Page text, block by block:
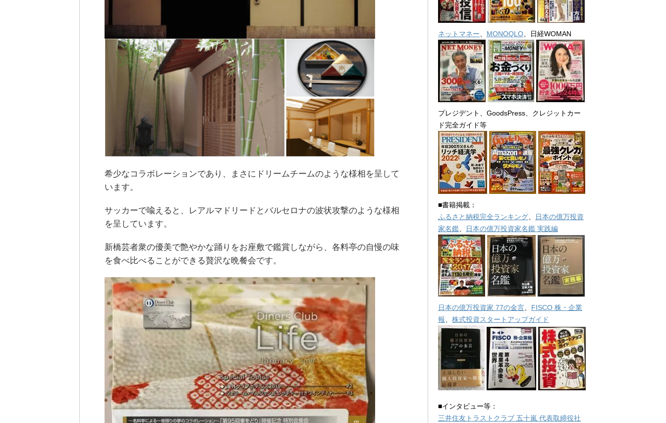
希少なコラボレーションであり、まさにドリームチームのような様相を呈して
います。
サッカーで喩えると、レアルマドリードとバルセロナの波状攻撃のような様相
を呈しています。
新橋芸者衆の優美で艶やかな踊りをお座敷で鑑賞しながら、各料亭の自慢の味
を食べ比べることができる贅沢な晩餐会です。
ネットマネー MONOQLO 、日経WOMAN
プレジデント、GoodsPress、クレジットカー
ド完全ガイド等
■書籍掲載：
ふるさと納税完全ランキング、
日本の億万投資
家名鑑、 日本の億万投資家名鑑 実践編
日本の億万投資家 77の金言、 FISCO 株・企業
報、 株式投資スタートアップガイド
■インタビュー等：
三井住友トラストクラブ 五十嵐 代表取締役社